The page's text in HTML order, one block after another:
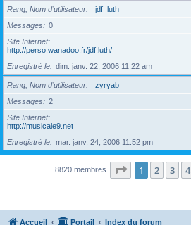
Rang, Nom d’utilisateur
jdf_luth
Messages
0
Site Internet
http://perso.wanadoo.fr/jdf.luth/
Enregistré le
dim. janv. 22, 2006 11:22 am
Rang, Nom d’utilisateur
zyryab
Messages
2
Site Internet
http://musicale9.net
Enregistré le
mar. janv. 24, 2006 11:52 pm
8820 membres Page 1sur177
1 2 3 4
Accueil Portail Index du forum